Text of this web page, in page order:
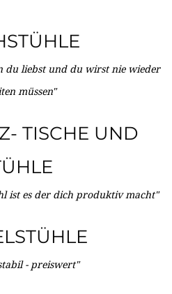
du liebst und du wirst nie wieder
müssen"
TISCHE UND
ist es der dich produktiv macht"
- preiswert"